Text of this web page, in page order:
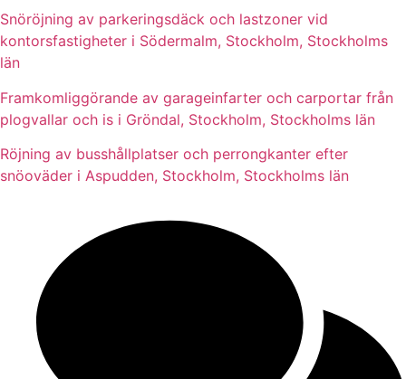
Snöröjning av parkeringsdäck och lastzoner vid
kontorsfastigheter i Södermalm, Stockholm, Stockholms
län
Framkomliggörande av garageinfarter och carportar från
plogvallar och is i Gröndal, Stockholm, Stockholms län
Röjning av busshållplatser och perrongkanter efter
snöoväder i Aspudden, Stockholm, Stockholms län